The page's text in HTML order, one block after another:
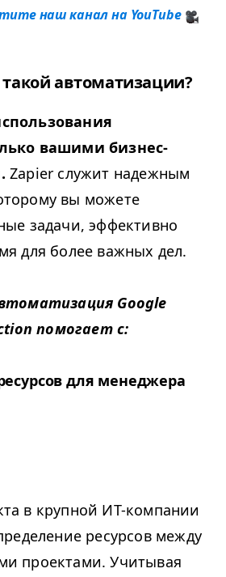
наш канал на YouTube
автоматизации?
вашими бизнес-
Zapi­er служит надежным
вы можете
задачи, эффективно
для более важных дел.
Google
помогает с:
для менеджера
в крупной ИТ-компании
ресурсов между
проектами. Учитывая